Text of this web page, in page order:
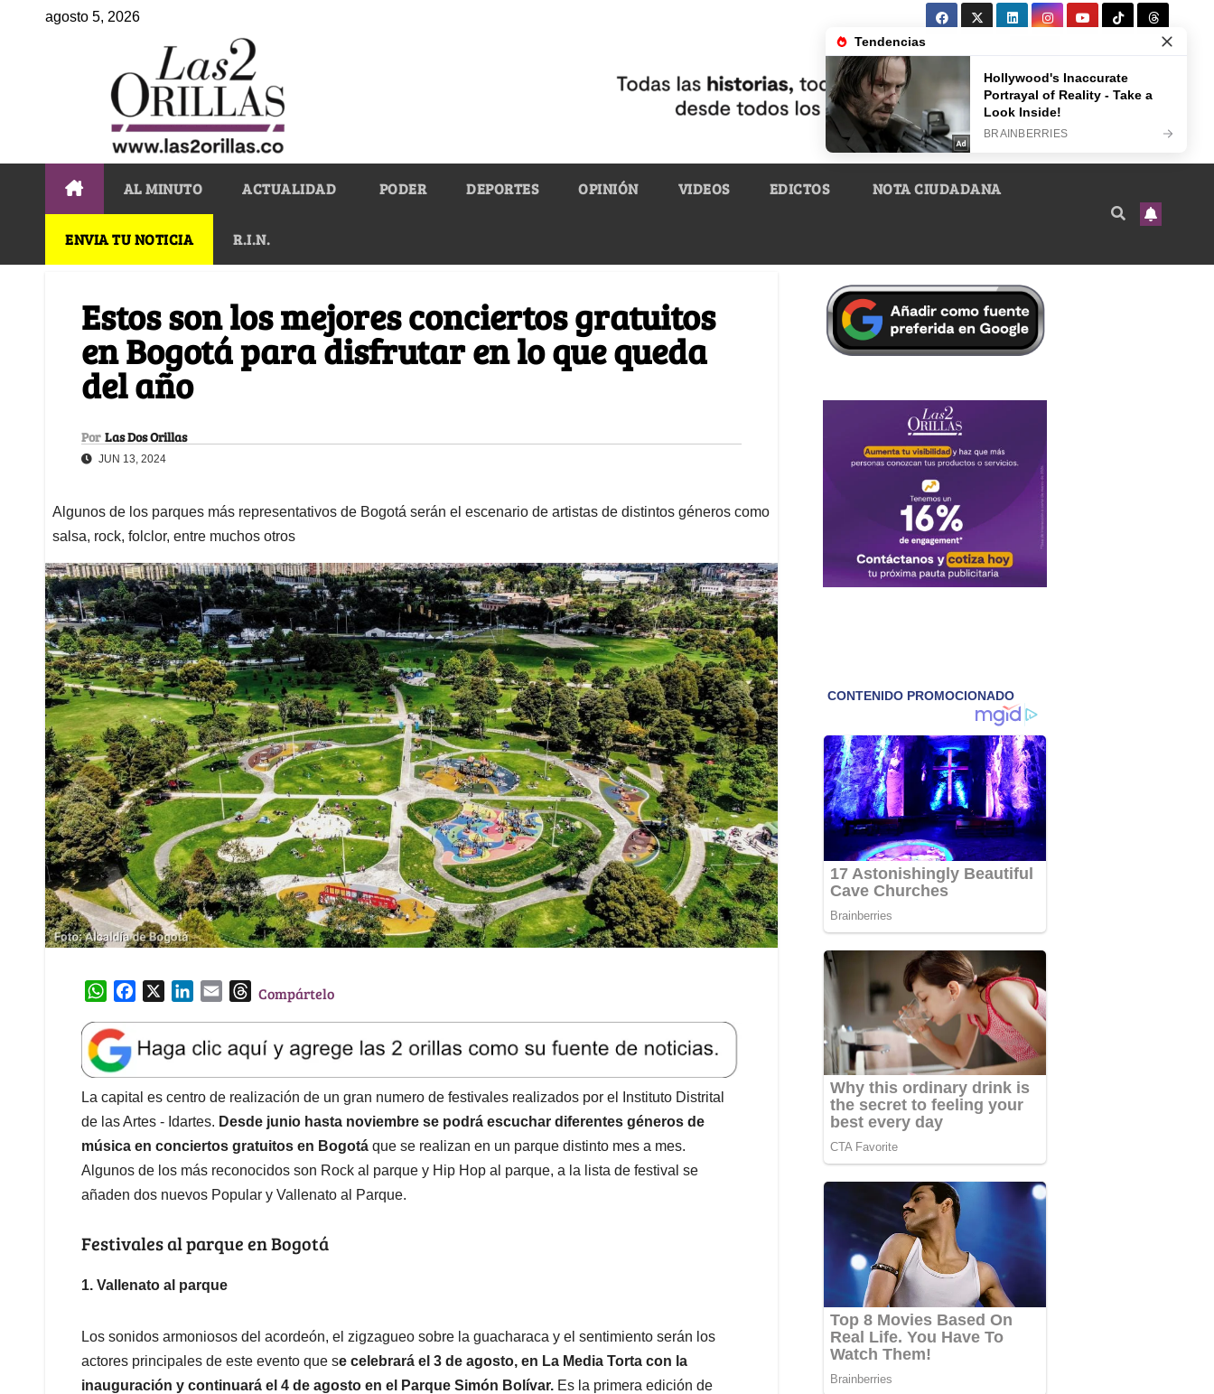
agosto 5, 2026
AL MINUTO ACTUALIDAD PODER DEPORTES OPINIÓN VIDEOS EDICTOS NOTA CIUDADANA
ENVIA TU NOTICIA R.I.N.
Estos son los mejores conciertos gratuitos
en Bogotá para disfrutar en lo que queda
del año
Por Las Dos Orillas
JUN 13, 2024
Algunos de los parques más representativos de Bogotá serán el escenario de artistas de distintos géneros como
salsa, rock, folclor, entre muchos otros
W
a
t
s
A
p
p
e
b
o
o
k
k
e
d
I
n
l
T
e
a
d
s
Compártelo
La capital es centro de realización de un gran numero de festivales realizados por el Instituto Distrital
de las Artes - Idartes. Desde junio hasta noviembre se podrá escuchar diferentes géneros de
música en conciertos gratuitos en Bogotá que se realizan en un parque distinto mes a mes.
Algunos de los más reconocidos son Rock al parque y Hip Hop al parque, a la lista de festival se
añaden dos nuevos Popular y Vallenato al Parque.
Festivales al parque en Bogotá
1. Vallenato al parque
Los sonidos armoniosos del acordeón, el zigzagueo sobre la guacharaca y el sentimiento serán los
actores principales de este evento que se celebrará el 3 de agosto, en La Media Torta con la
inauguración y continuará el 4 de agosto en el Parque Simón Bolívar. Es la primera edición de